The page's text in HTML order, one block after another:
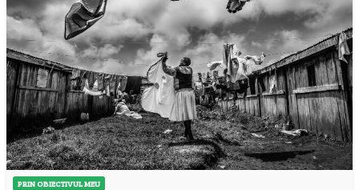
PRIN OBIECTIVUL MEU